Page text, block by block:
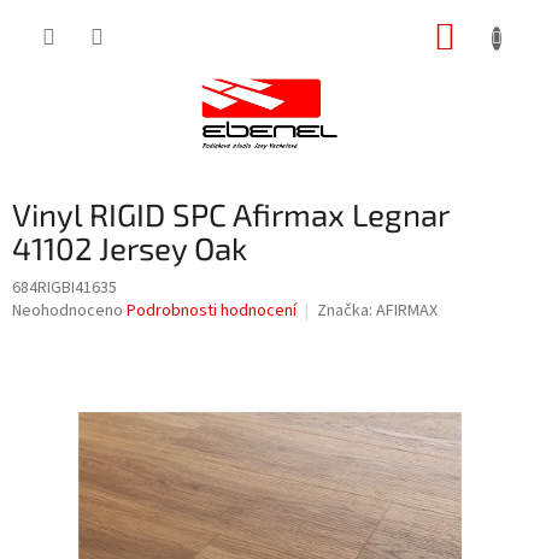
Vinyl RIGID SPC Afirmax Legnar
41102 Jersey Oak
684RIGBI41635
Průměrné
hvězdiček.
Neohodnoceno Podrobnosti hodnocení Značka: AFIRMAX